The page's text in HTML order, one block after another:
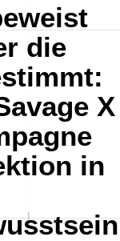
die
X
in